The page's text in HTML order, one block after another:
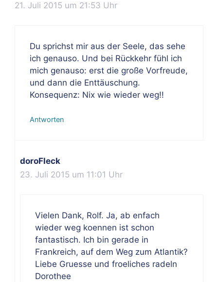
21. Juli 2015 um 21:53 Uhr
Du sprichst mir aus der Seele, das sehe
ich genauso. Und bei Rückkehr fühl ich
mich genauso: erst die große Vorfreude,
und dann die Enttäuschung.
Konsequenz: Nix wie wieder weg!!
Antworten
doroFleck
23. Juli 2015 um 11:01 Uhr
Vielen Dank, Rolf. Ja, ab enfach
wieder weg koennen ist schon
fantastisch. Ich bin gerade in
Frankreich, auf dem Weg zum Atlantik?
Liebe Gruesse und froeliches radeln
Dorothee